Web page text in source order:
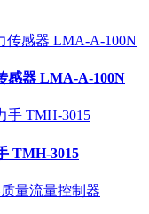
感器 LMA-A-100N
TMH-3015